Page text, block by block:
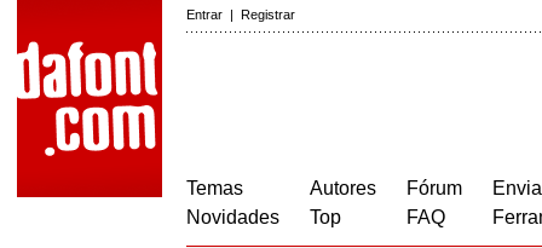
Entrar | Registrar
Temas
Novidades
Autores
Top
Fórum
FAQ